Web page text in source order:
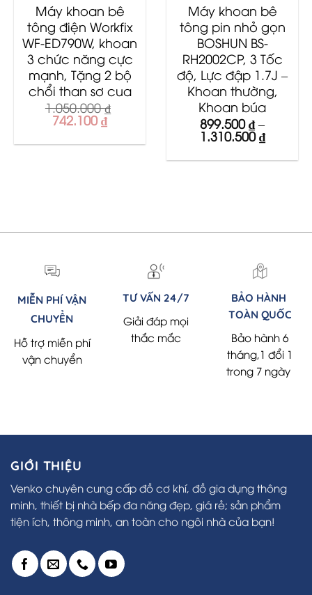
Máy khoan bê
tông điện Workfix
WF-ED790W, khoan
3 chức năng cực
mạnh, Tặng 2 bộ
chổi than sơ cua
1.050.000₫
Original
was:
742.100 ₫Current
price
is:
Máy khoan bê
tông pin nhỏ gọn
BOSHUN BS-
RH2002CP, 3 Tốc
độ, Lực đập 1.7J –
Khoan thường,
Khoan búa
899.500₫–
1.310.500₫
MIỄN PHÍ VẬN
CHUYỂN
Hỗ trợ miễn phí
vận chuyển
TƯ VẤN 24/7
Giải đáp mọi
thắc mắc
BẢO HÀNH
TOÀN QUỐC
Bảo hành 6
tháng,1 đổi 1
trong 7 ngày
GIỚI THIỆU
Venko chuyên cung cấp đồ cơ khí, đồ gia dụng thông
minh, thiết bị nhà bếp đa năng đẹp, giá rẻ; sản phẩm
tiện ích, thông minh, an toàn cho ngôi nhà của bạn!